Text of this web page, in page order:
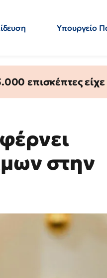
Υπουργείο
επισκέπτες
στην